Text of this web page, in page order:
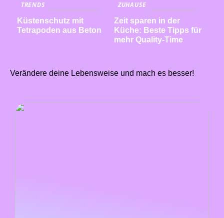
TRENDS
Küstenschutz mit
Tetrapoden aus Beton
ZUHAUSE
Zeit sparen in der
Küche: Beste Tipps für
mehr Quality-Time
Verändere deine Lebensweise und mach es besser!